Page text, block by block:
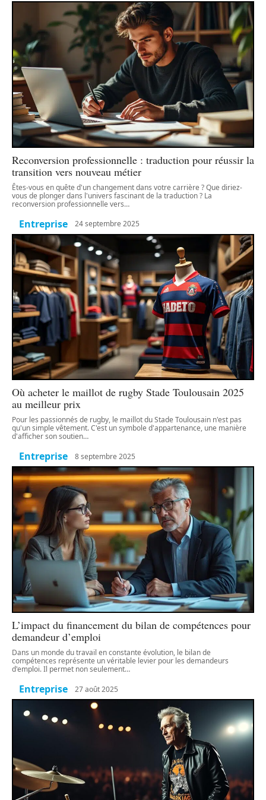
Reconversion professionnelle : traduction pour réussir la
transition vers nouveau métier
Êtes-vous en quête d'un changement dans votre carrière ? Que diriez-
vous de plonger dans l'univers fascinant de la traduction ? La
reconversion professionnelle vers…
Entreprise 24 septembre 2025
Où acheter le maillot de rugby Stade Toulousain 2025
au meilleur prix
Pour les passionnés de rugby, le maillot du Stade Toulousain n'est pas
qu'un simple vêtement. C'est un symbole d'appartenance, une manière
d'afficher son soutien…
Entreprise 8 septembre 2025
L’impact du financement du bilan de compétences pour
demandeur d’emploi
Dans un monde du travail en constante évolution, le bilan de
compétences représente un véritable levier pour les demandeurs
d'emploi. Il permet non seulement…
Entreprise 27 août 2025